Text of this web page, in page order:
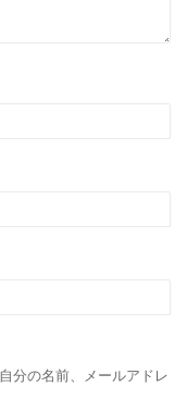
分の名前、メールアドレ